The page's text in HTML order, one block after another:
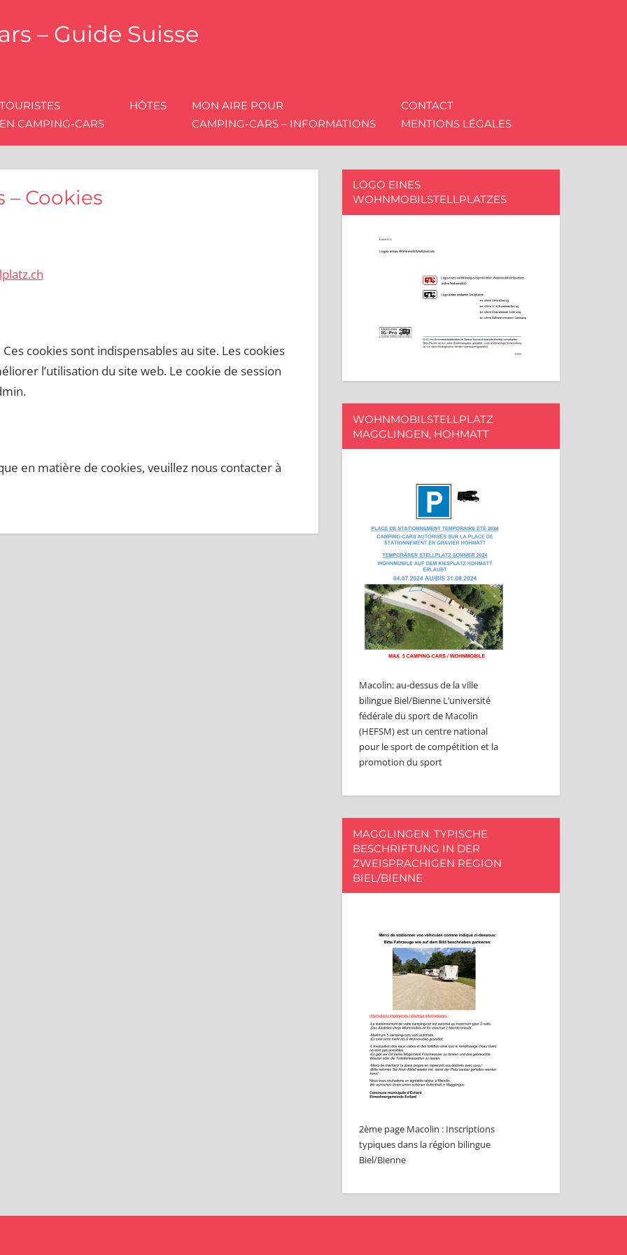
– Guide Suisse
TOURISTES
EN CAMPING-CARS
HÔTES
MON AIRE POUR
CAMPING-CARS – INFORMATIONS
CONTACT
MENTIONS LÉGALES
Cookies
cookies sont indispensables au site. Les cookies
l’utilisation du site web. Le cookie de session
en matière de cookies, veuillez nous contacter à
LOGO EINES
WOHNMOBILSTELLPLATZES
WOHNMOBILSTELLPLATZ
MAGGLINGEN, HOHMATT
Macolin: au-dessus de la ville
bilingue Biel/Bienne L’université
fédérale du sport de Macolin
(HEFSM) est un centre national
pour le sport de compétition et la
promotion du sport
MAGGLINGEN: TYPISCHE
BESCHRIFTUNG IN DER
ZWEISPRACHIGEN REGION
BIEL/BIENNE
2ème page Macolin : Inscriptions
typiques dans la région bilingue
Biel/Bienne